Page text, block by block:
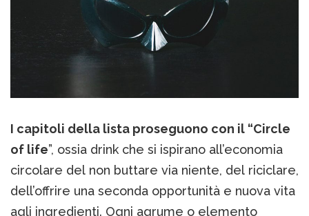
I capitoli della lista proseguono con il “Circle
of life”, ossia drink che si ispirano all’economia
circolare del non buttare via niente, del riciclare,
dell’offrire una seconda opportunità e nuova vita
agli ingredienti. Ogni agrume o elemento